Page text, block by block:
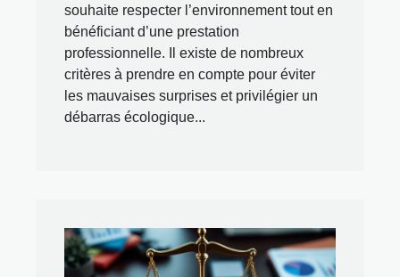
souhaite respecter l’environnement tout en
bénéficiant d’une prestation
professionnelle. Il existe de nombreux
critères à prendre en compte pour éviter
les mauvaises surprises et privilégier un
débarras écologique...